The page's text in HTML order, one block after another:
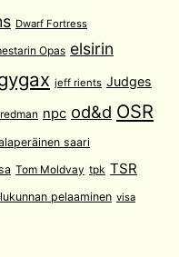
Dwarf Fortress
Opas elsirin
jeff rients Judges
npc od&d OSR
saari
Tom Moldvay tpk TSR
pelaaminen visa